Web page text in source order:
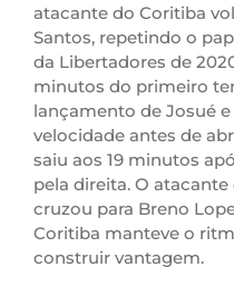
atacante do Coritiba
Santos, repetindo o
da Libertadores de
minutos do primeiro
lançamento de Josué
velocidade antes de
saiu aos 19 minutos
pela direita. O
cruzou para Breno
Coritiba manteve o
construir vantagem.